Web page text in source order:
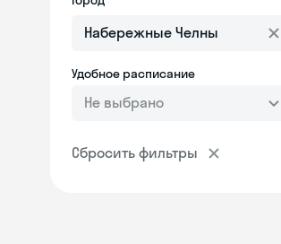
Удобное расписание
Не выбрано
Сбросить фильтры